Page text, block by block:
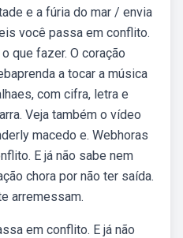
e a fúria do mar / envia
você passa em conflito.
que fazer. O coração
a tocar a música
com cifra, letra e
Veja também o vídeo
macedo e. Webhoras
E já não sabe nem
chora por não ter saída.
arremessam.
em conflito. E já não